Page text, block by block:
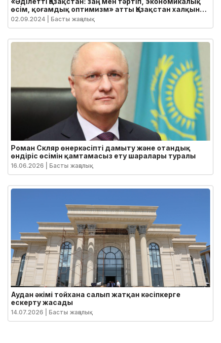
өсім, қоғамдық оптимизм» атты Қазақстан халқына
Жолдауы
02.09.2024 | Басты жаңалық
Роман Скляр өнеркәсіпті дамыту және отандық
өндіріс өсімін қамтамасыз ету шаралары туралы
16.06.2026 | Басты жаңалық
Аудан әкімі тойхана салып жатқан кәсіпкерге
ескерту жасады
14.07.2026 | Басты жаңалық